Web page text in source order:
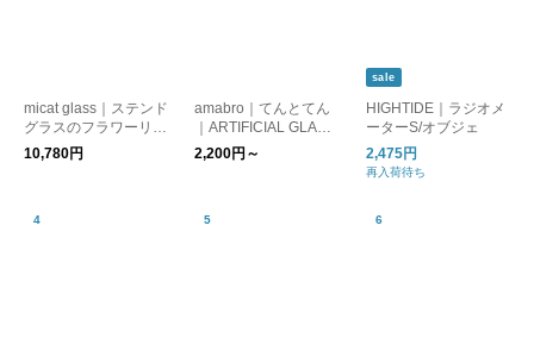
micat glass｜ステンド
グラスのフラワーリー
ス
10,780円
amabro｜てんとてん
｜ARTIFICIAL GLASS
FLOWER 母の日
ホワイトデー
2,200円～
sale
HIGHTIDE｜ラジオメ
ーターS/オブジェ
2,475円
再入荷待ち